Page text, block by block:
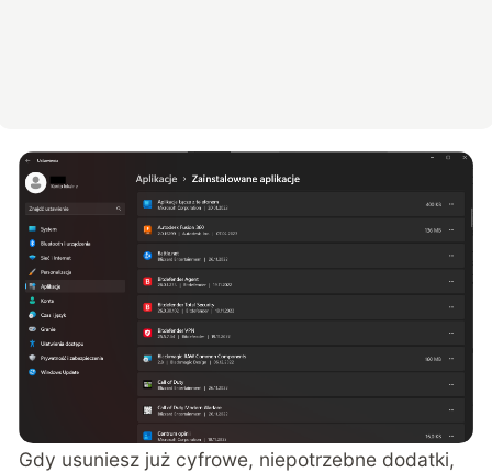
Gdy usuniesz już cyfrowe, niepotrzebne dodatki,